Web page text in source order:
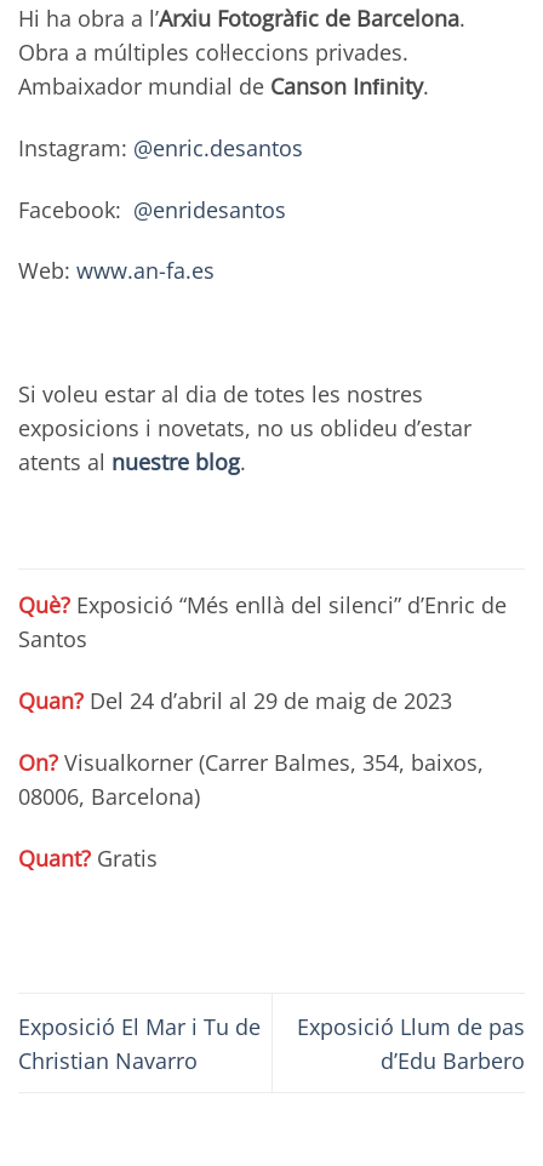
Hi ha obra a l’Arxiu Fotogràﬁc de Barcelona.
Obra a múltiples col·leccions privades.
Ambaixador mundial de Canson Inﬁnity.
Instagram: @enric.desantos
Facebook: @enridesantos
Web: www.an-fa.es
Si voleu estar al dia de totes les nostres
exposicions i novetats, no us oblideu d’estar
atents al nuestre blog.
Què? Exposició “Més enllà del silenci” d’Enric de
Santos
Quan? Del 24 d’abril al 29 de maig de 2023
On? Visualkorner (Carrer Balmes, 354, baixos,
08006, Barcelona)
Quant? Gratis
Exposició El Mar i Tu de
Christian Navarro
Exposició Llum de pas
d’Edu Barbero